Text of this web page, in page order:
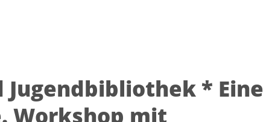
Jugendbibliothek * Eine
Workshop mit